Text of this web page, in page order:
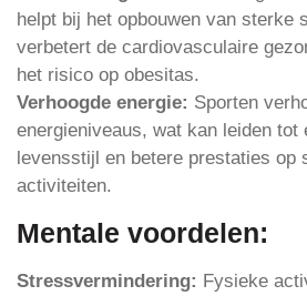
helpt bij het opbouwen van sterke
verbetert de cardiovasculaire
het risico op obesitas.
Verhoogde energie: Sporten
energieniveaus, wat kan leiden tot
levensstijl en betere prestaties op
activiteiten.
Mentale voordelen:
Stressvermindering: Fysieke